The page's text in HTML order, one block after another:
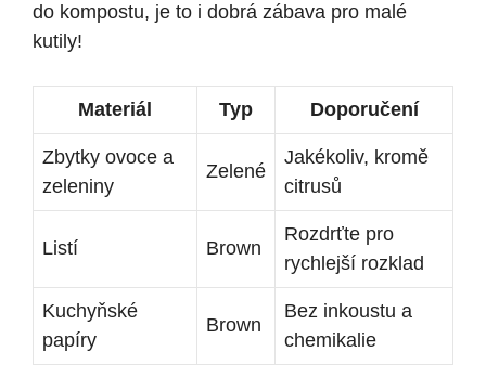
do kompostu, je to i dobrá zábava pro malé
kutily!
Materiál Typ Doporučení
Zbytky ovoce a
zeleniny
Zelené
Jakékoliv, kromě
citrusů
Listí Brown
Rozdrťte pro
rychlejší rozklad
Kuchyňské
papíry
Brown
Bez inkoustu a
chemikalie